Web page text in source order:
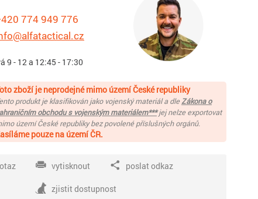
774 949 776
9 - 12 a 12:45 - 17:30
zboží je neprodejné mimo území České republiky
produkt je klasifikován jako vojenský materiál a dleZákona o
obchodu s vojenským materiálem***jej nelze exportovat
území České republiky bez povolené příslušných orgánů.
pouze na území ČR.
vytisknout poslat odkaz
zjistit dostupnost